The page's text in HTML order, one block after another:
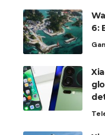
6: